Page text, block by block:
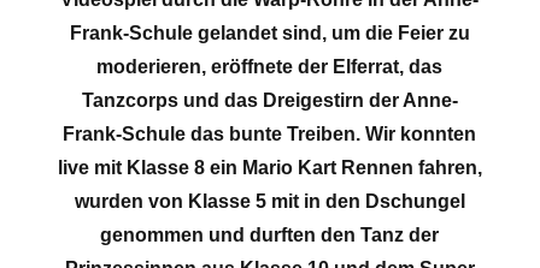
Frank-Schule gelandet sind, um die Feier zu
moderieren, eröffnete der Elferrat, das
Tanzcorps und das Dreigestirn der Anne-
Frank-Schule das bunte Treiben. Wir konnten
live mit Klasse 8 ein Mario Kart Rennen fahren,
wurden von Klasse 5 mit in den Dschungel
genommen und durften den Tanz der